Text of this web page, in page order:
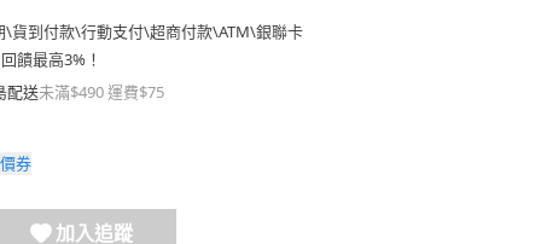
\貨到付款\行動支付\超商付款\ATM\銀聯卡
饋最高3%！
配送未滿$490 運費$75
券
加入追蹤